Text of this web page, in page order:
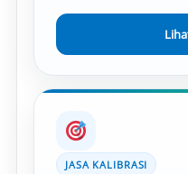
JASA KALIBRASI